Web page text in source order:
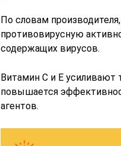
По словам
противовирусную
содержащих вирусов.
Витамин С и Е усиливают
повышается
агентов.